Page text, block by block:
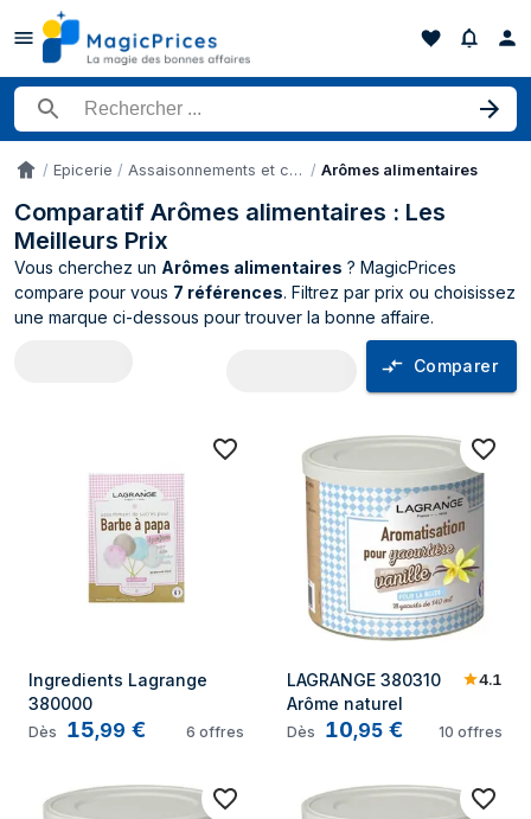
Rechercher un produit
AccueilEpicerie Assaisonnements et conservateurs Arômes alimentaires
Comparatif Arômes alimentaires : Les
Meilleurs Prix
Vous cherchez un Arômes alimentaires ? MagicPrices
compare pour vous 7 références. Filtrez par prix ou choisissez
une marque ci-dessous pour trouver la bonne affaire.
Comparer
Comparateur de prix Arômes
Ingredients Lagrange
380000
Dès 15,99 € 6 offres
LAGRANGE 380310
Arôme naturel
4.1
Dès 10,95 € 10 offres